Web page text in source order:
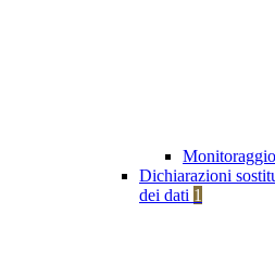
Dichiarazioni
dei dati 1